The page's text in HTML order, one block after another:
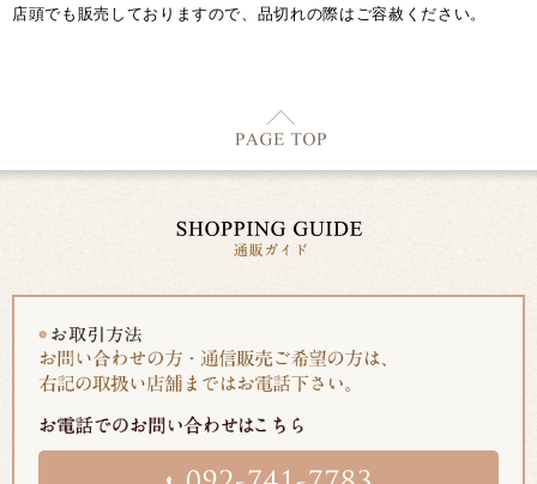
店頭でも販売しておりますので、品切れの際はご容赦ください。